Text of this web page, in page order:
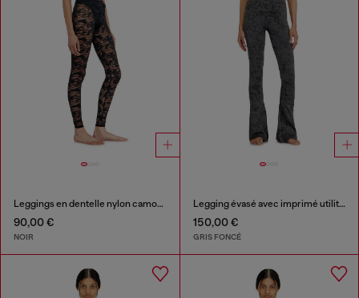
Leggings en dentelle nylon camouflage
90,00 €
NOIR
Legging évasé avec imprimé utilitaire
150,00 €
GRIS FONCÉ